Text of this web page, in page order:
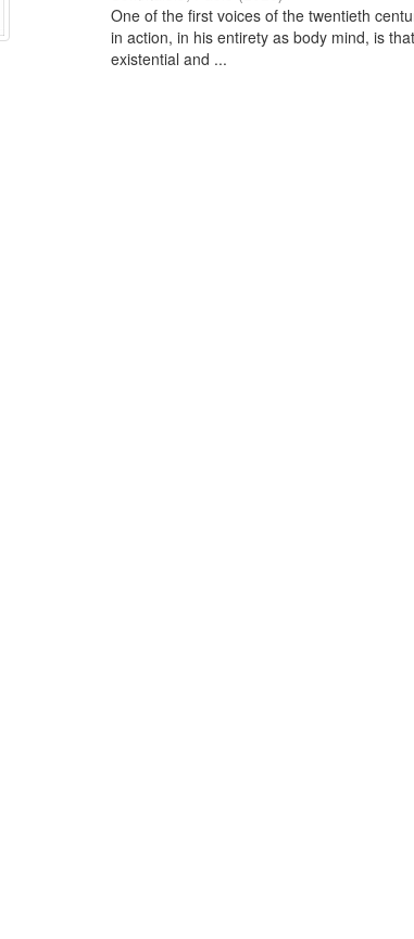
One of the first voices of the twentieth
in action, in his entirety as body mind, is
existential and ...